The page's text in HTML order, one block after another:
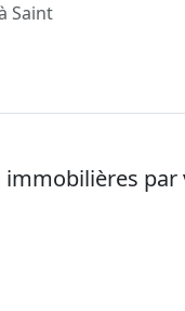
Saint
immobilières par